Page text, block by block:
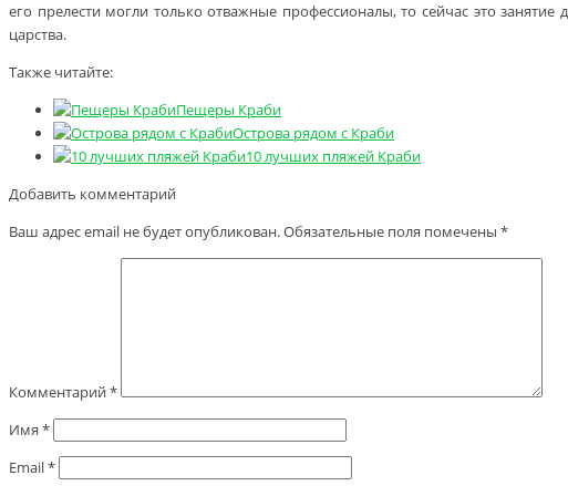
его прелести могли только отважные профессионалы, то сейчас это
царства.
Также читайте:
Пещеры Краби
Острова рядом с Краби
10 лучших пляжей Краби
Добавить комментарий
Ваш адрес email не будет опубликован.Обязательные поля помечены *
Комментарий*
Имя *
Email*